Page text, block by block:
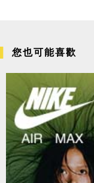
您也可能喜歡